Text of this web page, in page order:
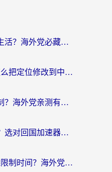
日本怎么打不开建行生活？海外党必藏的回国加速指南（含丹麦国外影音问题破解）
在新西兰用QQ音乐怎么把定位修改到中国国内？海外党听歌追剧的实用指南
优酷怎么解除区域限制？海外党亲测有效的回国加速器选择指南
海外看腾讯视频总卡？选对回国加速器，还能解决英国1号店定位+欧洲杯CCTV5直播问题
QQ国外听歌怎么解除限制时间？海外党亲测有效的回国加速方案